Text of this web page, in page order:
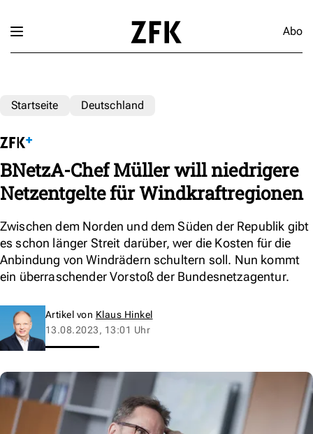
Abo
Startseite Deutschland
BNetzA-Chef Müller will niedrigere
Netzentgelte für Windkraftregionen
Zwischen dem Norden und dem Süden der Republik gibt
es schon länger Streit darüber, wer die Kosten für die
Anbindung von Windrädern schultern soll. Nun kommt
ein überraschender Vorstoß der Bundesnetzagentur.
Artikel von Klaus Hinkel
13.08.2023, 13:01 Uhr